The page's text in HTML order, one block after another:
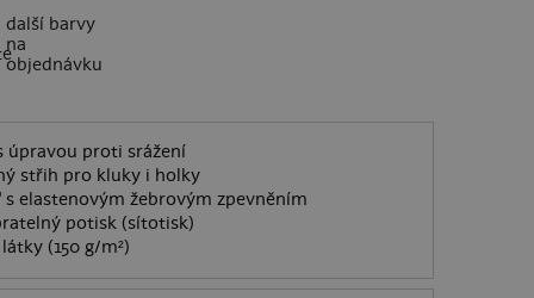
další barvy
na
objednávku
úpravou proti srážení
střih pro kluky i holky
s elastenovým žebrovým zpevněním
potisk (sítotisk)
(150 g/m²)